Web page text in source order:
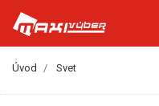
Úvod Svet